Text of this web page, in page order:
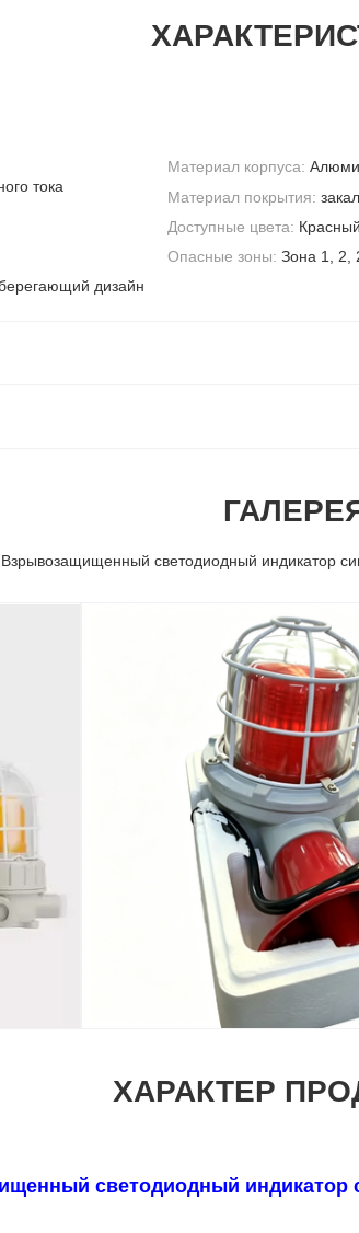
тока
Материал корпуса:
Материал покрытия:
Доступные цвета:
Опасные зоны: Зона 1, 2,
дизайн
Взрывозащищенный светодиодный индикатор
ХАРАКТЕР
светодиодный индикатор